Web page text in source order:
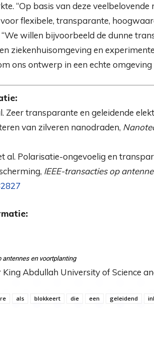
“Op basis van deze
flexibele, transparante,
willen bijvoorbeeld de dunne
ziekenhuisomgeving en
ons ontwerp in een echte omgeving
Zeer transparante en geleidende
van zilveren nanodraden,
al. Polarisatie-ongevoelig en
IEEE-transacties op
antennes en voortplanting
King Abdullah University of Science
als blokkeert die een geleidend